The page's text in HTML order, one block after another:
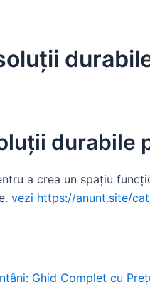
a crea un spațiu
vezi https://anunt.site/
Ghid Complet cu